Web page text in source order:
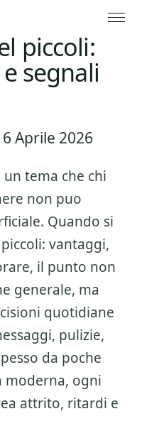
piccoli:
segnali
Aprile 2026
un tema che chi
non puo
Quando si
vantaggi,
, il punto non
generale, ma
quotidiane
pulizie,
da poche
moderna, ogni
attrito, ritardi e